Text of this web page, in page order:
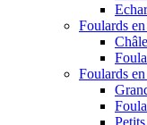
Foulards
Foulards